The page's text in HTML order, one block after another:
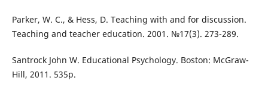
Parker, W. C., & Hess, D. Teaching with and for discussion.
Teaching and teacher education. 2001. №17(3). 273-289.
Santrock John W. Educational Psychology. Boston: McGraw-
Hill, 2011. 535p.